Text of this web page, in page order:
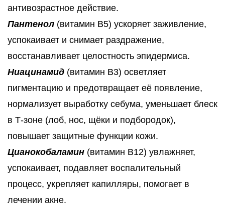
антивозрастное действие.
Пантенол (витамин B5) ускоряет заживление,
успокаивает и снимает раздражение,
восстанавливает целостность эпидермиса.
Ниацинамид (витамин B3) осветляет
пигментацию и предотвращает её появление,
нормализует выработку себума, уменьшает блеск
в Т-зоне (лоб, нос, щёки и подбородок),
повышает защитные функции кожи.
Цианокобаламин (витамин B12) увлажняет,
успокаивает, подавляет воспалительный
процесс, укрепляет капилляры, помогает в
лечении акне.